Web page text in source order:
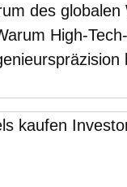
des globalen
High-